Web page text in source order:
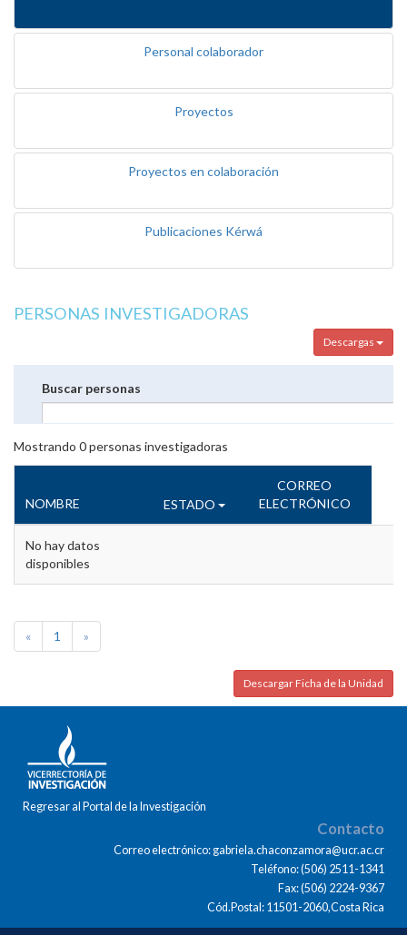
Personal colaborador
Proyectos
Proyectos en colaboración
Publicaciones Kérwá
PERSONAS INVESTIGADORAS
Descargas
Buscar personas
Mostrando 0personas investigadoras
NOMBRE ESTADO
CORREO
ELECTRÓNICO
No hay datos
disponibles
« 1 »
Descargar Ficha de la Unidad
Regresar al Portal de la Investigación
Contacto
Correo electrónico: gabriela.chaconzamora@ucr.ac.cr
Teléfono: (506) 2511-1341
Fax: (506) 2224-9367
Cód.Postal: 11501-2060,Costa Rica